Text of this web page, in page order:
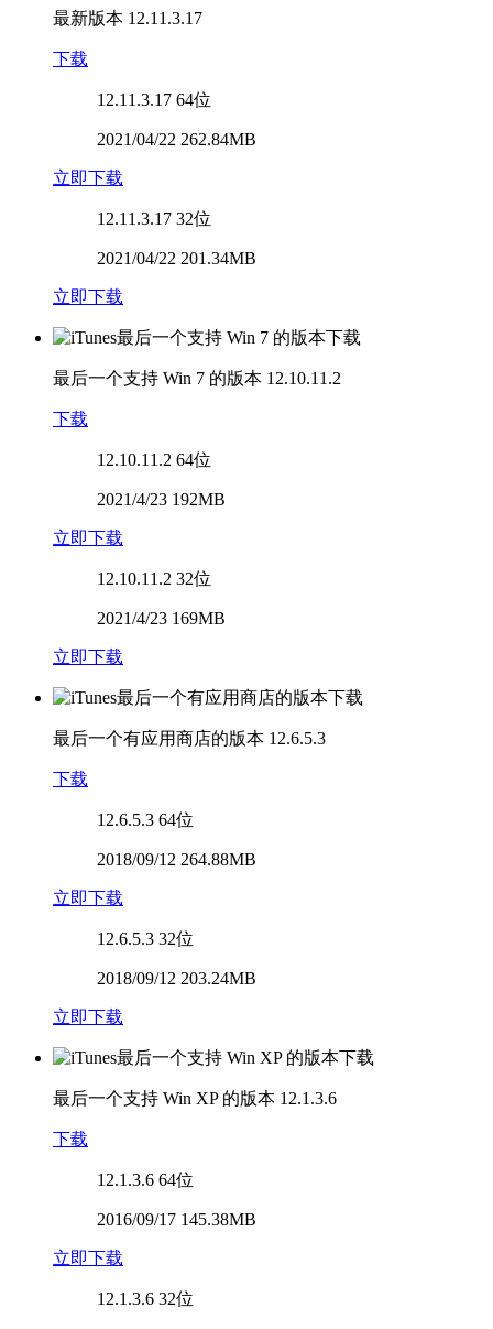
最新版本 12.11.3.17
下载
12.11.3.17 64位
2021/04/22 262.84MB
立即下载
12.11.3.17 32位
2021/04/22 201.34MB
立即下载
最后一个支持 Win 7 的版本 12.10.11.2
下载
12.10.11.2 64位
2021/4/23 192MB
立即下载
12.10.11.2 32位
2021/4/23 169MB
立即下载
最后一个有应用商店的版本 12.6.5.3
下载
12.6.5.3 64位
2018/09/12 264.88MB
立即下载
12.6.5.3 32位
2018/09/12 203.24MB
立即下载
最后一个支持 Win XP 的版本 12.1.3.6
下载
12.1.3.6 64位
2016/09/17 145.38MB
立即下载
12.1.3.6 32位